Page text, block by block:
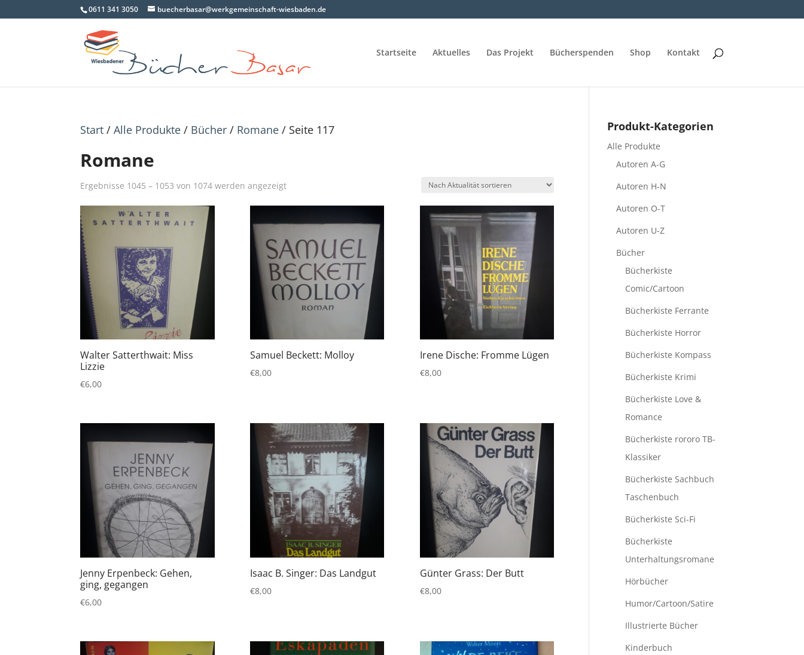
0611 341 3050 buecherbasar@werkgemeinschaft-wiesbaden.de
Startseite Aktuelles Das Projekt Bücherspenden Shop Kontakt
Start /Alle Produkte / Bücher / Romane / Seite 117
Romane
Ergebnisse 1045 – 1053 von 1074 werden angezeigtNach
Aktualität
sortiert
Walter Satterthwait: Miss
Lizzie
€6,00
Samuel Beckett: Molloy
€8,00
Irene Dische: Fromme Lügen
€8,00
Jenny Erpenbeck: Gehen,
ging, gegangen
€6,00
Isaac B. Singer: Das Landgut
€8,00
Günter Grass: Der Butt
€8,00
Produkt-Kategorien
Alle Produkte
Autoren A-G
Autoren H-N
Autoren O-T
Autoren U-Z
Bücher
Bücherkiste
Comic/Cartoon
Bücherkiste Ferrante
Bücherkiste Horror
Bücherkiste Kompass
Bücherkiste Krimi
Bücherkiste Love &
Romance
Bücherkiste rororo TB-
Klassiker
Bücherkiste Sachbuch
Taschenbuch
Bücherkiste Sci-Fi
Bücherkiste
Unterhaltungsromane
Hörbücher
Humor/Cartoon/Satire
Illustrierte Bücher
Kinderbuch